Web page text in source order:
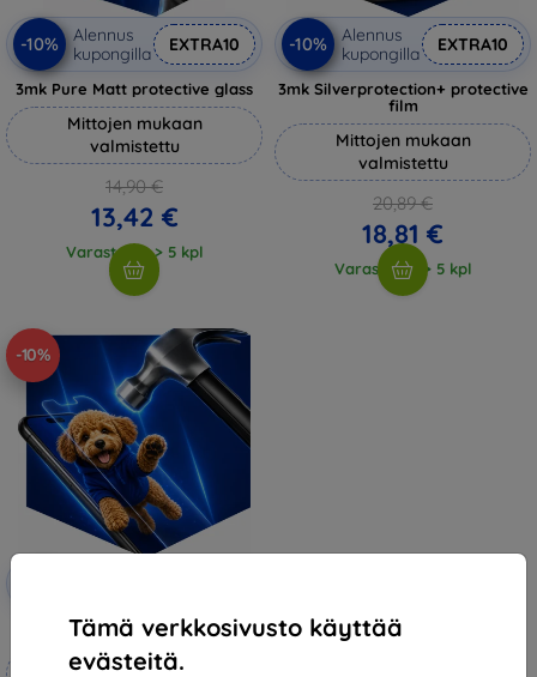
Tämä verkkosivusto käyttää
evästeitä.
-10%
Alennus
kupongilla
EXTRA10
3mk Pure Matt protective glass
Mittojen mukaan
valmistettu
14,90 €
13,42 €
Varastossa > 5 kpl
-10%
Alennus
kupongilla
EXTRA10
3mk Silverprotection+ protective
film
Mittojen mukaan
valmistettu
20,89 €
18,81 €
Varastossa > 5 kpl
-10%
3mk Hammer protective film
Mittojen mukaan